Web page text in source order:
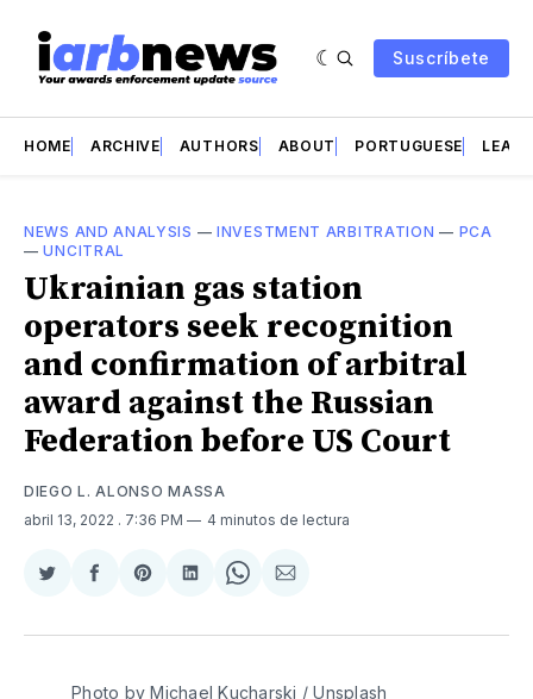
Suscríbete
HOME ARCHIVE AUTHORS ABOUT PORTUGUESE LEAD
NEWS AND ANALYSIS —INVESTMENT ARBITRATION — PCA
—UNCITRAL
Ukrainian gas station
operators seek recognition
and confirmation of arbitral
award against the Russian
Federation before US Court
DIEGO L. ALONSO MASSA
abril 13, 2022 . 7:36 PM 4 minutos de lectura
Compartir
Twitter
Compartir
Facebook
Share
Pinterest
Compartir
LinkedIn
Share
WhatsApp
Compartir
Email
Photo byMichael Kucharski /Unsplash